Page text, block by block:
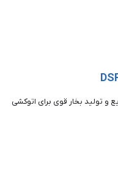
و تولید بخار قوی برای اتوکشی